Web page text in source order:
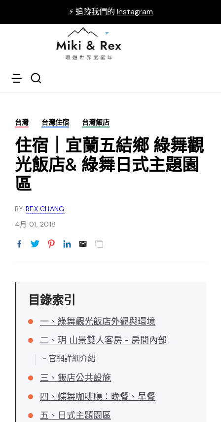
⚡ 追蹤我們的 Instagram
台灣 台灣住宿 台灣飯店
住宿｜宜蘭五結鄉 綠舞觀
光飯店& 綠舞日式主題園
區
BY REX CHANG
4月 01, 2018
目錄索引
一、綠舞觀光飯店外觀與環境
二、玥 山景雙人客房 - 房間內部
- 官網詳細介紹
三、飯店公共設施
四、蝶舞咖啡廳：晚餐、早餐
五、日式主題園區